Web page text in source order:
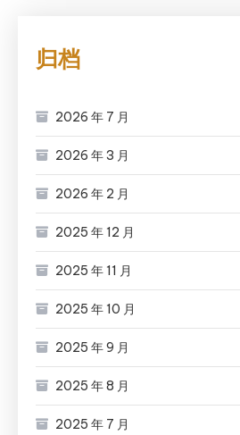
归档
2026 年 7 月
2026 年 3 月
2026 年 2 月
2025 年 12 月
2025 年 11 月
2025 年 10 月
2025 年 9 月
2025 年 8 月
2025 年 7 月